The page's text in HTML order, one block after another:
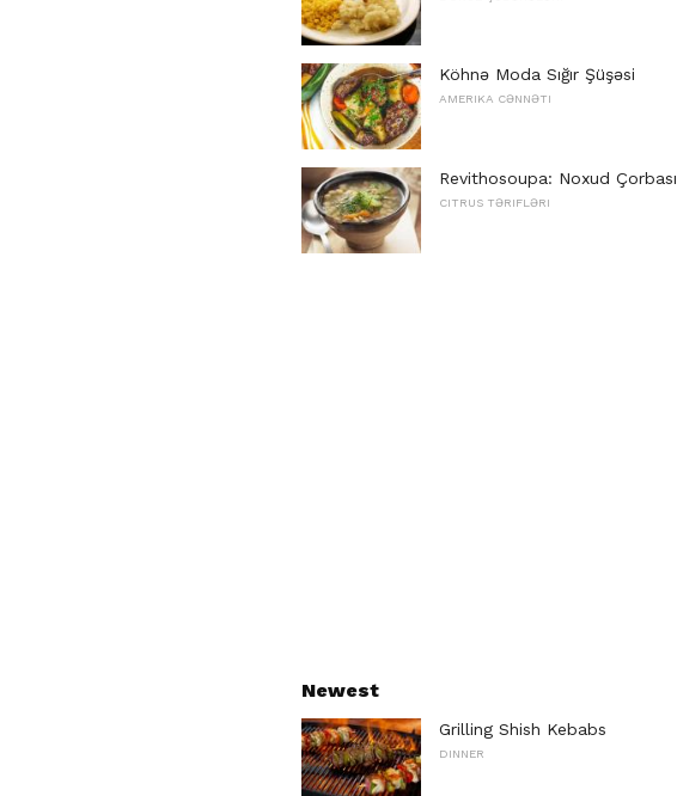
Köhnə Moda Sığır Şüşəsi
AMERIKA CƏNNƏTI
Revithosoupa: Noxud Çorbası
CITRUS TƏRIFLƏRI
Newest
Grilling Shish Kebabs
DINNER